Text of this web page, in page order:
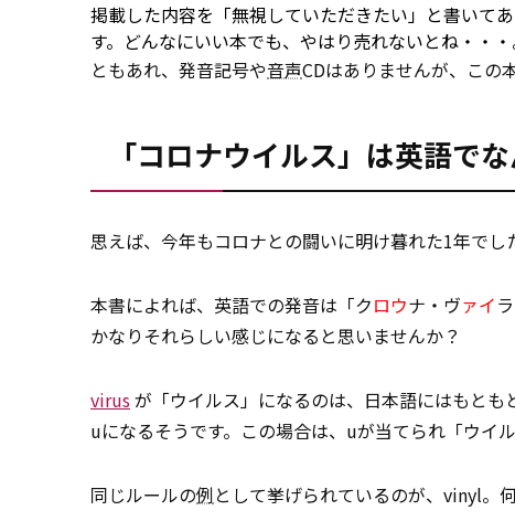
掲載した内容を「無視していただきたい」と書いて
す。どんなにいい本でも、やはり売れないとね・・・
ともあれ、発音記号や音声CDはありませんが、この
「コロナウイルス」は英語で
思えば、今年もコロナとの闘いに明け暮れた1年で
本書によれば、英語での発音は「クロウナ・ヴァイ
かなりそれらしい感じになると思いませんか？
virus が「ウイルス」になるのは、日本語にはもとも
uになるそうです。この場合は、uが当てられ「ウイ
同じルールの例として挙げられているのが、vinyl。